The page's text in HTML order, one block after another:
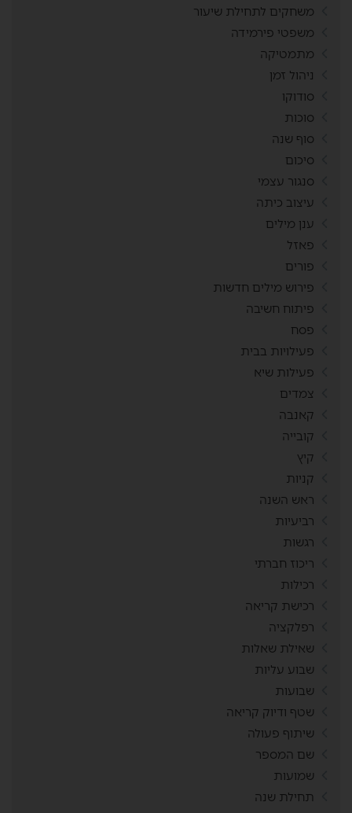
משחקים לתחילת שיעור
משפטי פירמידה
מתמטיקה
ניהול זמן
סודוקו
סוכות
סוף שנה
סיכום
סנגור עצמי
עיצוב כיתה
ענן מילים
פאזל
פורים
פירוש מילים חדשות
פיתוח חשיבה
פסח
פעילויות בבית
פעילות שיא
צמדים
קאנבה
קובייה
קיץ
קניות
ראש השנה
רביעיות
רגשות
ריכוז חברתי
רכילות
רכישת קריאה
רפלקציה
שאילת שאלות
שבוע עליות
שבועות
שטף ודיוק קריאה
שיתוף פעולה
שם המספר
שמועות
תחילת שנה